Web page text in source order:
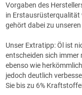
Vorgaben des
in Erstausrüsterqualität
gehört dabei zu
Unser Extratipp: Öl ist
entscheiden sich immer
ebenso wie
jedoch deutlich
Sie bis zu 6%